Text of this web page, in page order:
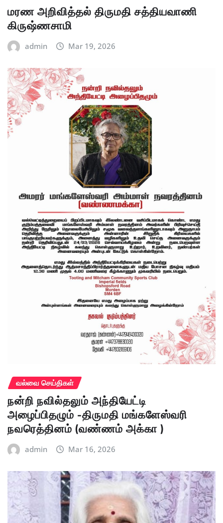
மரண அறிவித்தல் திருமதி சத்தியவாணி
கிருஷ்ணசாமி
admin Mar 19, 2026
வல்வை செய்திகள்
நன்றி நவில்தலும் அந்தியேட்டி
அழைப்பிதழும் -திருமதி மங்களேஸ்வரி
நவரெத்தினம் (வண்ணம் அக்கா )
admin Mar 16, 2026